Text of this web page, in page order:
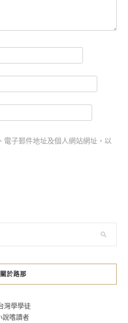
電子郵件地址及個人網站網址，以
關於路那
灣學學徒
說嗜讀者